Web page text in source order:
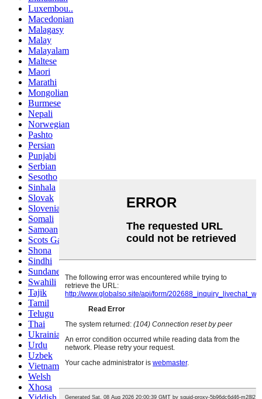
Luxembou..
Macedonian
Malagasy
Malay
Malayalam
Maltese
Maori
Marathi
Mongolian
Burmese
Nepali
Norwegian
Pashto
Persian
Punjabi
Serbian
Sesotho
Sinhala
Slovak
Slovenian
Somali
Samoan
Scots Gaelic
Shona
Sindhi
Sundanese
Swahili
Tajik
Tamil
Telugu
Thai
Ukrainian
Urdu
Uzbek
Vietnamese
Welsh
Xhosa